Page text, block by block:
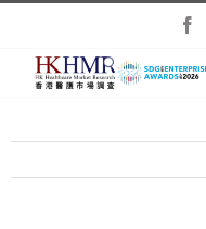
Skip
content